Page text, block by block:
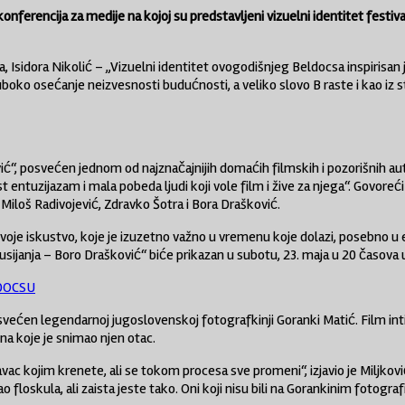
za medije na kojoj su predstavljeni vizuelni identitet
Nikolić – „Vizuelni identitet ovogodišnjeg Beldocsa
osećanje neizvesnosti budućnosti, a veliko slovo B raste i kao iz
posvećen jednom od najznačajnijih domaćih filmskih i pozorišnih
i mala pobeda ljudi koji vole film i žive za njega“.
Radivojević, Zdravko Šotra i Bora Drašković.
iskustvo, koje je izuzetno važno u vremenu koje dolazi, posebno
– Boro Drašković“ biće prikazan u subotu, 23. maja u 20
legendarnoj jugoslovenskoj fotografkinji Goranki Matić. Film
koje je snimao njen otac.
kojim krenete, ali se tokom procesa sve promeni“, izjavio je
ali zaista jeste tako. Oni koji nisu bili na Gorankinim